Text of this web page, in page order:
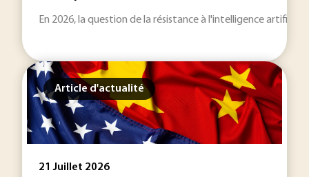
En 2026, la question de la résistance à l'intelligence
Article d'actualité
21 Juillet 2026